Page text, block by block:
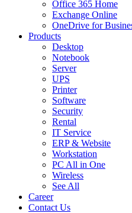
Office 365 Home
Exchange Online
OneDrive for
Products
Desktop
Notebook
Server
UPS
Printer
Software
Security
Rental
IT Service
ERP & Website
Workstation
PC All in One
Wireless
See All
Career
Contact Us